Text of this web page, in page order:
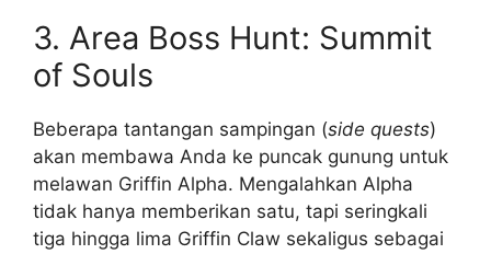
3. Area Boss Hunt: Summit
of Souls
Beberapa tantangan sampingan (side quests)
akan membawa Anda ke puncak gunung untuk
melawan Griffin Alpha. Mengalahkan Alpha
tidak hanya memberikan satu, tapi seringkali
tiga hingga lima Griffin Claw sekaligus sebagai